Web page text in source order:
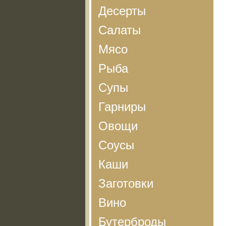
Десерты
Салаты
Мясо
Рыба
Супы
Гарниры
Овощи
Соусы
Каши
Заготовки
Вино
Бутерброды